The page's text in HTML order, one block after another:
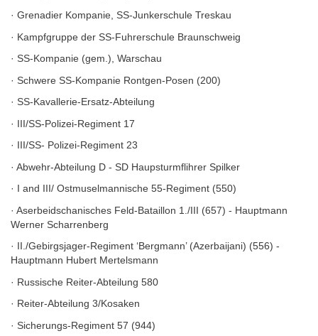
· Grenadier Kompanie, SS-Junkerschule Treskau
· Kampfgruppe der SS-Fuhrerschule Braunschweig
· SS-Kompanie (gem.), Warschau
· Schwere SS-Kompanie Rontgen-Posen (200)
· SS-Kavallerie-Ersatz-Abteilung
· III/SS-Polizei-Regiment 17
· III/SS- Polizei-Regiment 23
· Abwehr-Abteilung D - SD Haupsturmflihrer Spilker
· I and III/ Ostmuselmannische 55-Regiment (550)
· Aserbeidschanisches Feld-Bataillon 1./III (657) - Hauptmann
Werner Scharrenberg
· II./Gebirgsjager-Regiment ‘Bergmann’ (Azerbaijani) (556) -
Hauptmann Hubert Mertelsmann
· Russische Reiter-Abteilung 580
· Reiter-Abteilung 3/Kosaken
· Sicherungs-Regiment 57 (944)